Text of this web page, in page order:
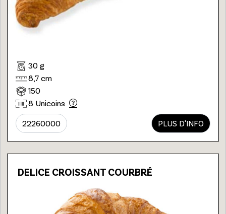
30 g
8,7 cm
150
8 Unicoins
22260000 PLUS D'INFO
DELICE CROISSANT COURBRÉ